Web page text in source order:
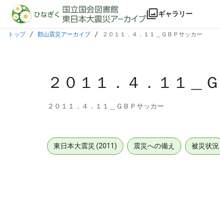
本文に飛ぶ
ギャラリー
トップ 郡山震災アーカイブ ２０１１．４．１１＿ＧＢＰサッカー
２０１１．４．１１＿
２０１１．４．１１＿ＧＢＰサッカー
東日本大震災 (2011) 震災への備え 被災状況